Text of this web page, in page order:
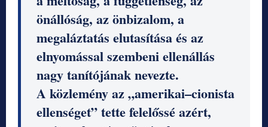
önállóság, az önbizalom, a
megaláztatás elutasítása és az
elnyomással szembeni ellenállás
nagy tanítójának nevezte.
A közlemény az „amerikai–cionista
ellenséget” tette felelőssé azért,